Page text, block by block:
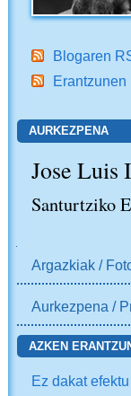
Blogaren
AURKEZPENA
Jose Luis
Santurtziko
Argazkiak /
Aurkezpena /
AZKEN
Ez dakat